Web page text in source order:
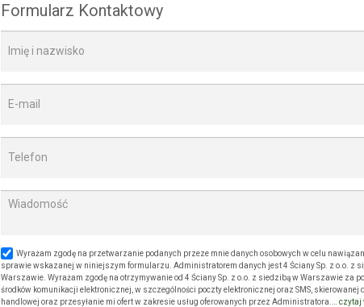
Formularz Kontaktowy
Wyrażam zgodę na przetwarzanie podanych przeze mnie danych osobowych w celu
sprawie wskazanej w niniejszym formularzu. Administratorem danych jest 4 Ściany Sp. z o.o. z
Warszawie. Wyrażam zgodę na otrzymywanie od 4 Ściany Sp. z o.o. z siedzibą w Warszawie za
środków komunikacji elektronicznej, w szczególności poczty elektronicznej oraz SMS, skierowanej
handlowej oraz przesyłanie mi ofert w zakresie usług oferowanych przez Administratora.… czytaj